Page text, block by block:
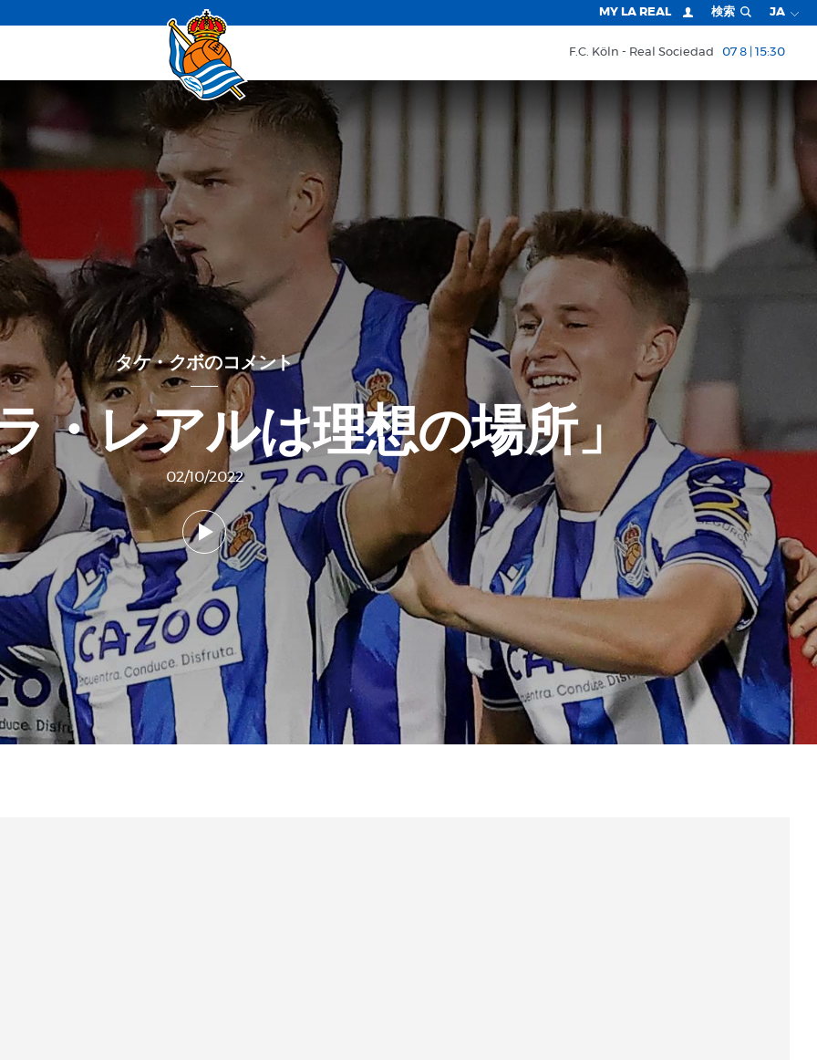
MY LA REAL 検索 JA
F.C. Köln Real Sociedad 07 8 | 15:30
タケ・クボのコメント
・レアルは理想の場所」
02/10/2022